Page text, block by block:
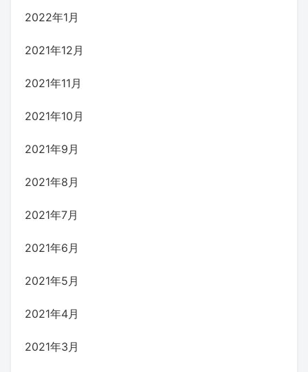
2022年1月
2021年12月
2021年11月
2021年10月
2021年9月
2021年8月
2021年7月
2021年6月
2021年5月
2021年4月
2021年3月